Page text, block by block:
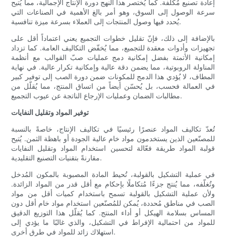
إعادة تصنيع مُكلفة. كما يُختصر هذا النهج دورة الإنتاج الإجمالية، مما يُتيح
سرعة الوصول إلى السوق، وهو أمر بالغ الأهمية في الصناعات التي
يُحدد فيها وصول المنتجات إلى العملاء بسرعة ميزة تنافسية.
بالإضافة إلى ذلك، فإنّ تقليل خطوات التجميع يعني اعتماداً أقل على
تجهيزات وأدوات معقدة للتجميع، مما يُخفّض التكاليف العامة. كما تزداد
إمكانية الأتمتة بفضل إمكانية دمج عمليات صبّ القوالب مع أنظمة
المناولة الروبوتية، مما يضمن دقة عالية وإمكانية تكرار عالية. في نهاية
المطاف، لا يُؤدي هذا الدمج للمكونات ضمن دورة الصب إلى توفير كبير
في العمالة فحسب، بل يُحسّن أيضاً من اتساق المنتج، مما يُقلّل من
مطالبات الضمان وعمليات الإرجاع الناتجة عن عيوب التجميع.
توفير المواد وتقليل النفايات
تُعدّ تكاليف المواد عنصرًا رئيسيًا في تكاليف الإنتاج، خاصةً بالنسبة
للمصنّعين الذين يستخدمون مواد خام عالية الجودة أو باهظة الثمن. يُتيح
قولبة المواد طريقة فعّالة لتحسين استخدام المواد وتقليل النفايات
مقارنةً بتقنيات التصنيع التقليدية.
في عملية التشكيل بالقولبة، تُحيط المادة المصبوبة بالمكون المُدخل
وتُغلّفه، مما يُنتج جزءًا مُتكاملًا بإحكام مع أقل قدر من المواد الزائدة.
ولأن عملية التشكيل بالقولبة تسمح باستخدام كميات أقل من مواد
الصب في مناطق مُحددة، يُمكن للمُصنّعين استخدام مواد خام أقل دون
المساس بسلامة الهيكل أو أداء المنتج. كما يُقلّل هذا التوزيع الدقيق
للمواد من احتمالية الإفراط في التشكيل، والذي غالبًا ما يؤدي إلى
استهلاك زائد للمواد في طرق أخرى.